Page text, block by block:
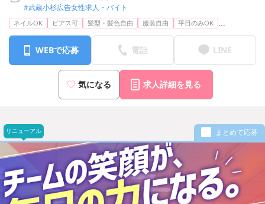
【横浜支社】神奈川県横浜市神奈川区台町17-1 マストビル4階E1号
室
※上記より希望の勤務地で勤務可能です
#武蔵小杉広告女性求人・バイト
ネイルOK ピアス可 髪型・髪色自由 服装自由 平日のみOK ...
WEBで応募 電話 LINE
気になる 求人詳細を見る
リニューアル まとめて応募